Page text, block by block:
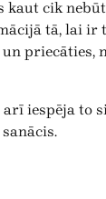
kaut cik
tā, lai ir
priecāties,
arī iespēja to